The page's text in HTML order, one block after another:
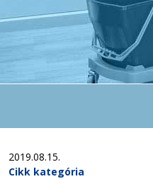
2019.08.15.
Cikk kategória